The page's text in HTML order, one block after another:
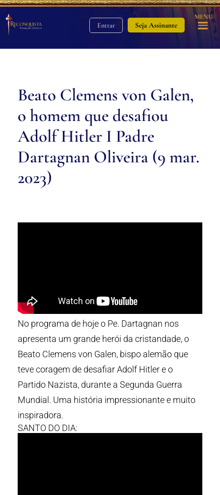
Entrar Seja Assinante
MENU
Beato Clemens von Galen,
o homem que desafiou
Adolf Hitler I Padre
Dartagnan Oliveira (9 mar.
2023)
No programa de hoje o Pe. Dartagnan nos
apresenta um grande herói da cristandade, o
Beato Clemens von Galen, bispo alemão que
teve coragem de desafiar Adolf Hitler e o
Partido Nazista, durante a Segunda Guerra
Mundial. Uma história impressionante e muito
inspiradora.
SANTO DO DIA: